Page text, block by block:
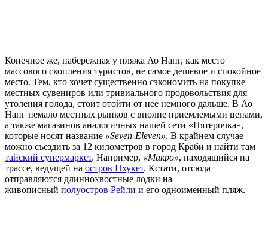
Конечное же, набережная у пляжа Ао Нанг, как место
массового скопления туристов, не самое дешевое и спокойное
место. Тем, кто хочет существенно сэкономить на покупке
местных сувениров или тривиального продовольствия для
утоления голода, стоит отойти от нее немного дальше. В Ао
Нанг немало местных рынков с вполне приемлемыми ценами,
а также магазинов аналогичных нашей сети «Пятерочка»,
которые носят название «Seven-Eleven». В крайнем случае
можно съездить за 12 километров в город Краби и найти там
тайский супермаркет. Например, «Макро», находящийся на
трассе, ведущей на остров Пхукет. Кстати, отсюда
отправляются длиннохвостные лодки на
живописный полуостров Рейли и его одноименный пляж.